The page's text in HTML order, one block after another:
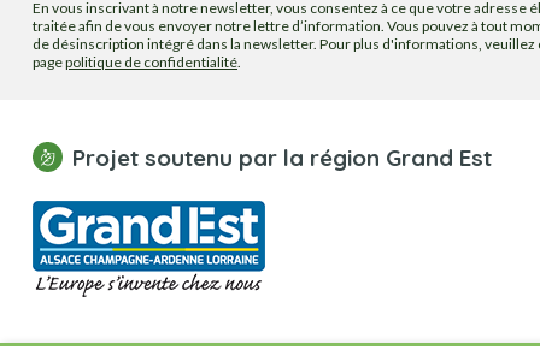
En vous inscrivant à notre newsletter, vous consentez à ce que votre adresse
traitée afin de vous envoyer notre lettre d’information. Vous pouvez à tout
de désinscription intégré dans la newsletter. Pour plus d'informations,
pagepolitique de confidentialité.
Projet soutenu par la région Grand Est